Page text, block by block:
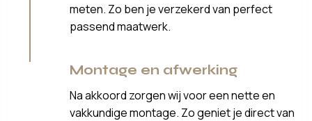
meten. Zo ben je verzekerd van perfect
passend maatwerk.
Montage en afwerking
Na akkoord zorgen wij voor een nette en
vakkundige montage. Zo geniet je direct van